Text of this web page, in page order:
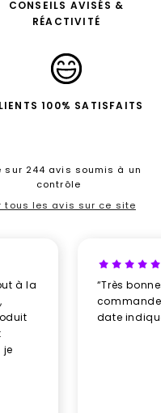
CONSEILS AVISÉS &
RÉACTIVITÉ
100% SATISFAITS
sur 244 avis soumis à un
contrôle
tous les avis sur ce site
à la
je
“Très
date